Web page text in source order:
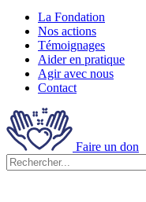
La Fondation
Nos actions
Témoignages
Aider en pratique
Agir avec nous
Contact
Faire un don